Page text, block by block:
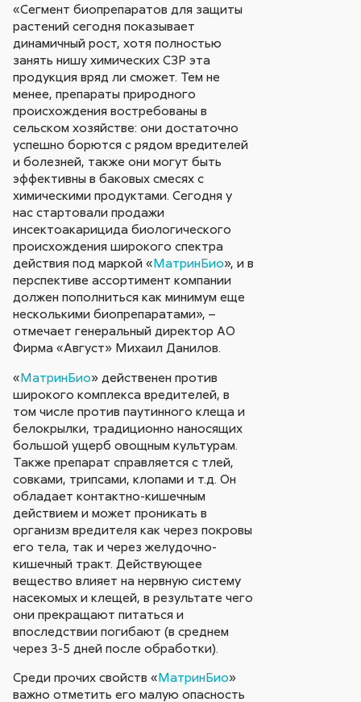
«Сегмент биопрепаратов для защиты
растений сегодня показывает
динамичный рост, хотя полностью
занять нишу химических СЗР эта
продукция вряд ли сможет. Тем не
менее, препараты природного
происхождения востребованы в
сельском хозяйстве: они достаточно
успешно борются с рядом вредителей
и болезней, также они могут быть
эффективны в баковых смесях с
химическими продуктами. Сегодня у
нас стартовали продажи
инсектоакарицида биологического
происхождения широкого спектра
действия под маркой «МатринБио», и в
перспективе ассортимент компании
должен пополниться как минимум еще
несколькими биопрепаратами», –
отмечает генеральный директор АО
Фирма «Август» Михаил Данилов.
«МатринБио» действенен против
широкого комплекса вредителей, в
том числе против паутинного клеща и
белокрылки, традиционно наносящих
большой ущерб овощным культурам.
Также препарат справляется с тлей,
совками, трипсами, клопами и т.д. Он
обладает контактно-кишечным
действием и может проникать в
организм вредителя как через покровы
его тела, так и через желудочно-
кишечный тракт. Действующее
вещество влияет на нервную систему
насекомых и клещей, в результате чего
они прекращают питаться и
впоследствии погибают (в среднем
через 3-5 дней после обработки).
Среди прочих свойств «МатринБио»
важно отметить его малую опасность